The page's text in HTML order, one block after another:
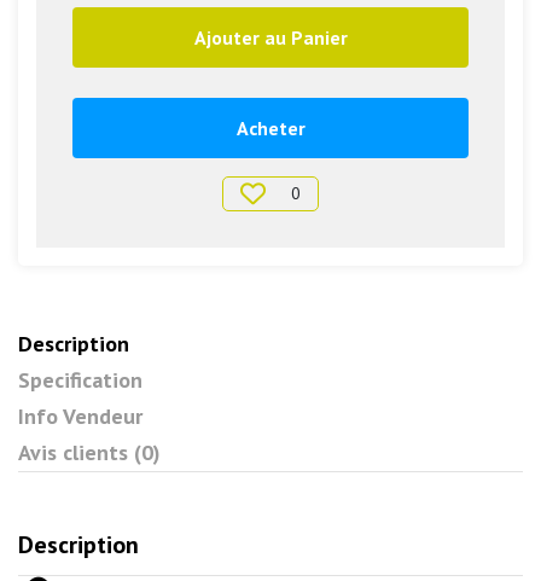
Ajouter au Panier
Acheter
0
Description
Specification
Info Vendeur
Avis clients (0)
Description